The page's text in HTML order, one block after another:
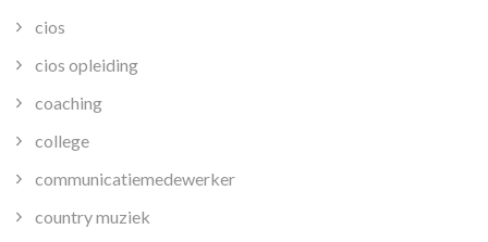
cios
cios opleiding
coaching
college
communicatiemedewerker
country muziek